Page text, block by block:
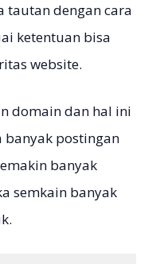
tautan dengan cara
ketentuan bisa
website.
domain dan hal ini
banyak postingan
banyak
semkain banyak